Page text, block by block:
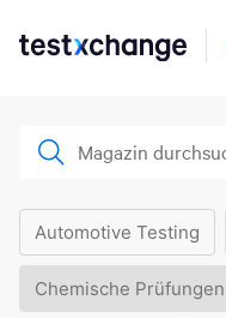
Automotive Testing
Chemische Prüfungen